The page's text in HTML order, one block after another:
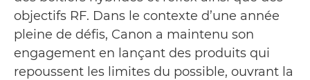
objectifs RF. Dans le contexte d’une année
pleine de défis, Canon a maintenu son
engagement en lançant des produits qui
repoussent les limites du possible, ouvrant la